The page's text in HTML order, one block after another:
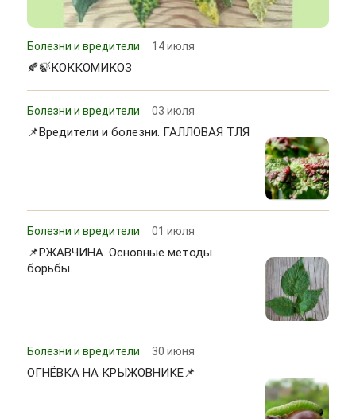
Болезни и вредители 14 июля
🍂🍃КОККОМИКОЗ
Болезни и вредители 03 июля
📌Вредители и болезни. ГАЛЛОВАЯ ТЛЯ
Болезни и вредители 01 июля
📌РЖАВЧИНА. Основные методы
борьбы.
Болезни и вредители 30 июня
ОГНЁВКА НА КРЫЖОВНИКЕ📌